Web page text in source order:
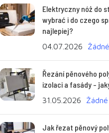
Elektryczny nóż do
wybrać i do czego
najlepiej?
04.07.2026
Řezání pěnového
izolaci a fasády -
31.05.2026
Jak řezat pěnový